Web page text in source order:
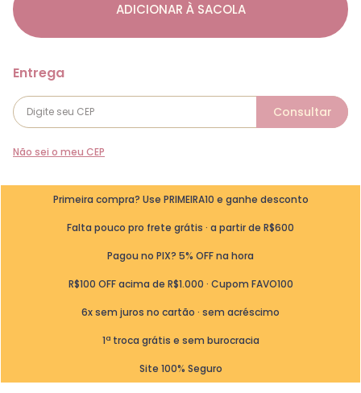
ADICIONAR À SACOLA
Não sei o meu CEP
Primeira compra? Use PRIMEIRA10 e ganhe desconto
Falta pouco pro frete grátis · a partir de R$600
Pagou no PIX? 5% OFF na hora
R$100 OFF acima de R$1.000 · Cupom FAVO100
6x sem juros no cartão · sem acréscimo
1ª troca grátis e sem burocracia
Site 100% Seguro